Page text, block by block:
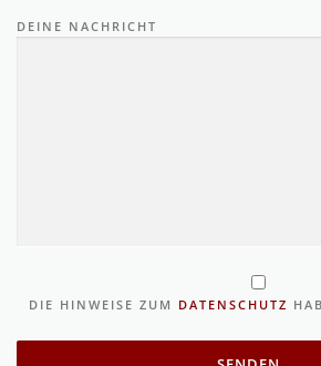
DEINE NACHRICHT
DIE HINWEISE ZUM DATENSCHUTZ